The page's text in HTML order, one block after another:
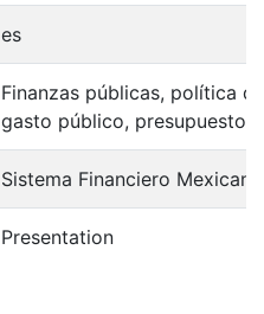
es
Finanzas públicas, política
gasto público, presupuesto.
Sistema Financiero Mexicano
Presentation